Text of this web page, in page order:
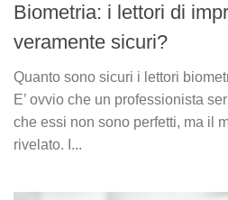
Biometria: i lettori di
veramente sicuri?
Quanto sono sicuri i lettori
E’ ovvio che un professionista
che essi non sono perfetti, ma il
rivelato. I...